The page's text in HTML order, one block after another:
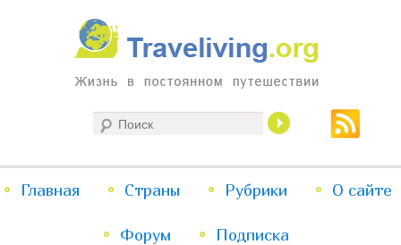
Traveliving
Жизнь в постоянном путешествии
меню
Перейти
к
Перейти
к
Главная Страны Рубрики О сайте
Форум Подписка